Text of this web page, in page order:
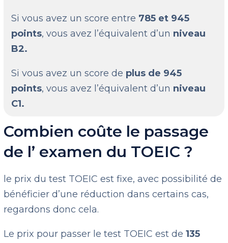
Si vous avez un score entre 785 et 945
points, vous avez l’équivalent d’un niveau
B2.
Si vous avez un score de plus de 945
points, vous avez l’équivalent d’un niveau
C1.
Combien coûte le passage
de l’ examen du TOEIC ?
le prix du test TOEIC est fixe, avec possibilité de
bénéficier d’une réduction dans certains cas,
regardons donc cela.
Le prix pour passer le test TOEIC est de 135